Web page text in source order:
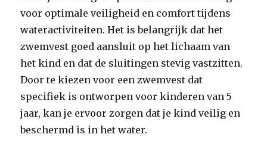
voor optimale veiligheid en comfort tijdens
wateractiviteiten. Het is belangrijk dat het
zwemvest goed aansluit op het lichaam van
het kind en dat de sluitingen stevig vastzitten.
Door te kiezen voor een zwemvest dat
specifiek is ontworpen voor kinderen van 5
jaar, kan je ervoor zorgen dat je kind veilig en
beschermd is in het water.